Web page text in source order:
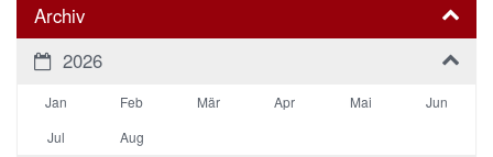
Archiv
2026
Jan Feb Mär Apr Mai
Jun
Jul
Aug